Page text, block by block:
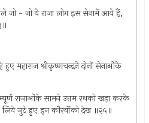
जो - जो ये राजा लोग इस सेनामें आये हैं,
हुए महाराज श्रीकृष्णचन्द्रने दोनों सेनाओंके
राजाओंके सामने उत्तम रथको खड़ा करके
लिये जुटे हुए इन कौरवोंको देख ॥२५॥